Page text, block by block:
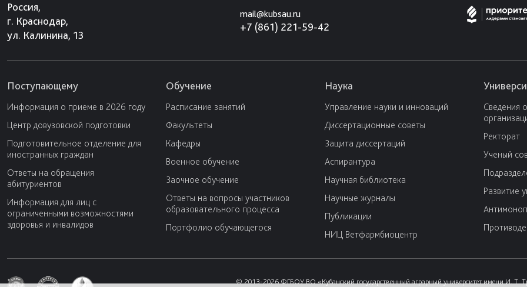
Россия,
г. Краснодар,
ул. Калинина, 13
mail@kubsau.ru
+7 (861) 221-59-42
Поступающему
Информация о приеме в 2026 году
Центр довузовской подготовки
Подготовительное отделение для
иностранных граждан
Ответы на обращения
абитуриентов
Информация для лиц с
ограниченными возможностями
здоровья и инвалидов
Обучение
Расписание занятий
Факультеты
Кафедры
Военное обучение
Заочное обучение
Ответы на вопросы участников
образовательного процесса
Портфолио обучающегося
Наука
Управление науки и инноваций
Диссертационные советы
Защита диссертаций
Аспирантура
Научная библиотека
Научные журналы
Публикации
НИЦ Ветфармбиоцентр
Сведения
Ректорат
Ученый
Развитие
© 2013-2026 ФГБОУ ВО «Кубанский государственный аграрный университет имени И. Т.